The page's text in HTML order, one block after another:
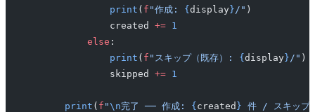
                print
( f "作成: { display }/" )
                created
+= 1
            else
:
                print
( f "スキップ（既存）: { display }/" )
                skipped
+= 1
        print
( f "\n完了 ── 作成: { created } 件 / スキッ